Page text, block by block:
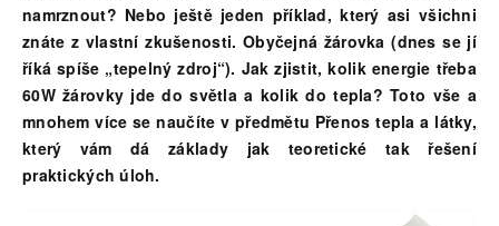
namrznout? Nebo ještě jeden příklad, který asi všichni
znáte z vlastní zkušenosti. Obyčejná žárovka (dnes se jí
říká spíše „tepelný zdroj“). Jak zjistit, kolik energie třeba
60W žárovky jde do světla a kolik do tepla? Toto vše a
mnohem více se naučíte v předmětu Přenos tepla a látky,
který vám dá základy jak teoretické tak řešení
praktických úloh.